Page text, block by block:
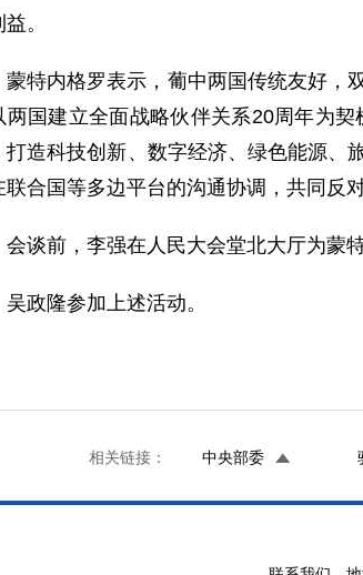
。
蒙特内格罗表示，葡中两国传统友好，
两国建立全面战略伙伴关系20周年为
打造科技创新、数字经济、绿色能源、
联合国等多边平台的沟通协调，共同反
会谈前，李强在人民大会堂北大厅为蒙
吴政隆参加上述活动。
相关链接： 中央部委